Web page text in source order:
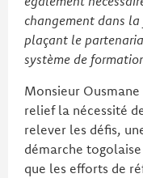
changement dans
plaçant le
système de
Monsieur
relief la nécessité
relever les défis,
démarche
que les efforts de